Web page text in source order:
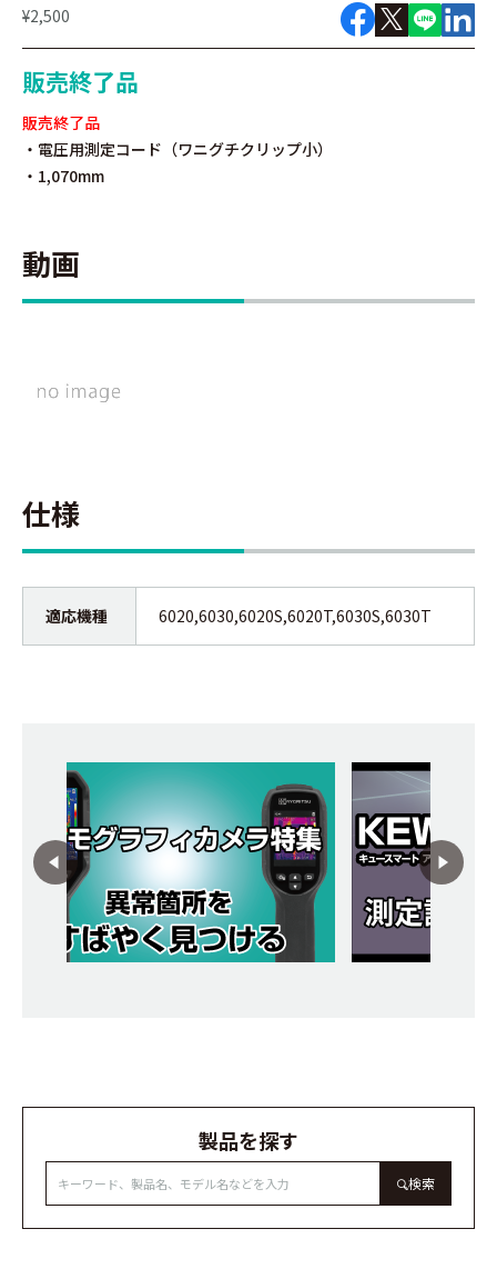
¥2,500
販売終了品
販売終了品
・電圧用測定コード（ワニグチクリップ小）
・1,070mm
動画
仕様
適応機種 6020,6030,6020S,6020T,6030S,6030T
製品を探す
検索